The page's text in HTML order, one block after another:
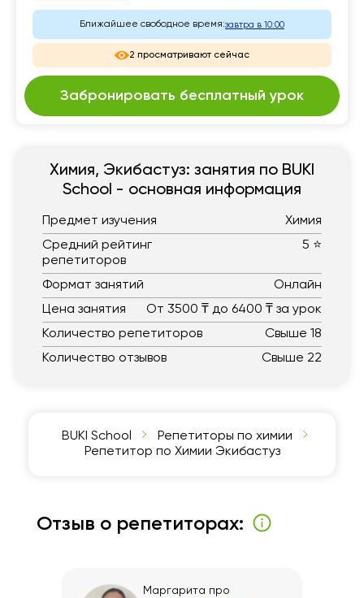
Ближайшее свободное время:завтра в 10:00
2 просматривают сейчас
Забронировать бесплатный урок
Химия, Экибастуз: занятия по BUKI
School - основная информация
Предмет изучения
Химия
Средний рейтинг
репетиторов
5 ⭐
Формат занятий
Онлайн
Цена занятия
От 3500 ₸ до 6400 ₸ за урок
Количество репетиторов
Свыше 18
Количество отзывов
Свыше 22
BUKI School
Репетиторы по химии
Репетитор по Химии Экибастуз
Отзыв о репетиторах:
Маргарита про